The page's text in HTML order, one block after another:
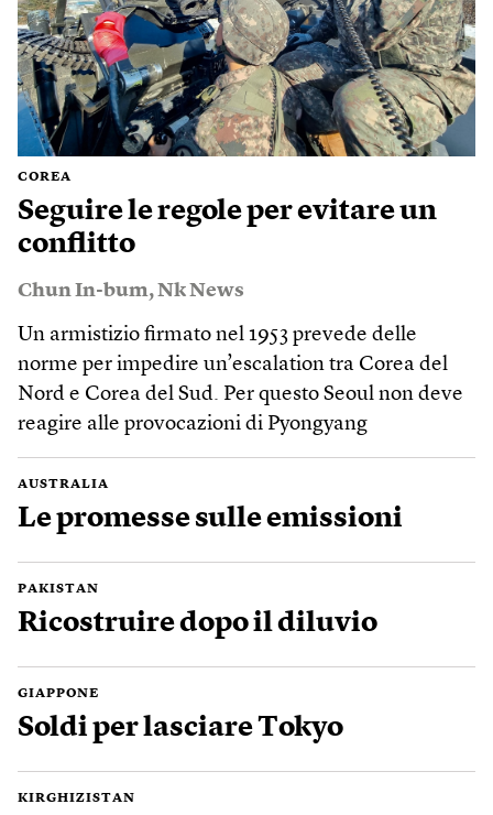
COREA
Seguire le regole per evitare un
conflitto
Chun In-bum,Nk News
Un armistizio firmato nel 1953 prevede delle
norme per impedire un’escalation tra Corea del
Nord e Corea del Sud. Per questo Seoul non deve
reagire alle provocazioni di Pyongyang
AUSTRALIA
Le promesse sulle emissioni
PAKISTAN
Ricostruire dopo il diluvio
GIAPPONE
Soldi per lasciare Tokyo
KIRGHIZISTAN